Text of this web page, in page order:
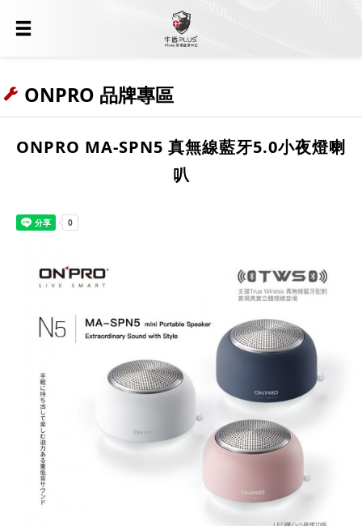
ONPRO 品牌專區
ONPRO MA-SPN5 真無線藍牙5.0小夜燈喇
叭